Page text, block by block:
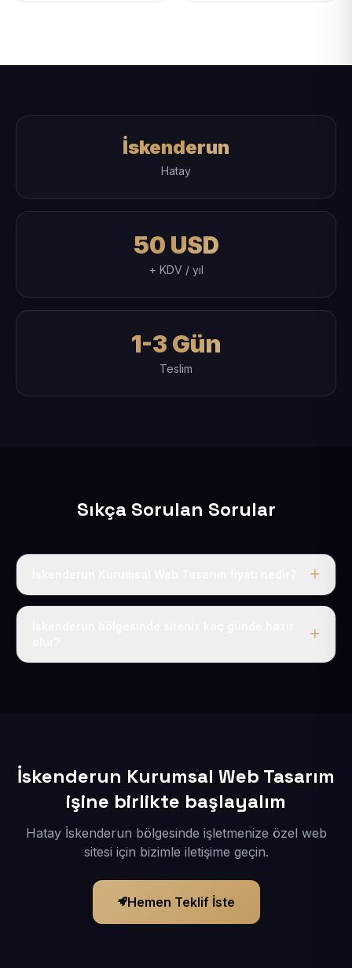
İskenderun
Hatay
50 USD
+ KDV / yıl
1-3 Gün
Teslim
Sıkça Sorulan Sorular
Tek fiyat uygulanır: yıllık 50 USD + KDV. Bu bedele alan
İskenderun Kurumsal Web Tasarım
işine birlikte başlayalım
Hatay İskenderun bölgesinde işletmenize özel web
sitesi için bizimle iletişime geçin.
Hemen Teklif İste